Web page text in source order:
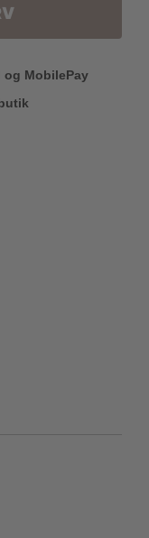
og MobilePay